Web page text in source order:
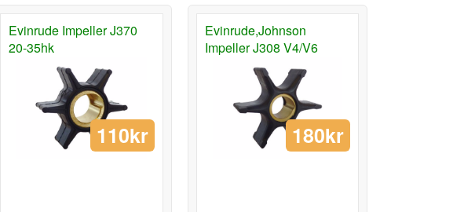
Evinrude Impeller J370
20-35hk
110kr
Evinrude,Johnson
Impeller J308 V4/V6
180kr